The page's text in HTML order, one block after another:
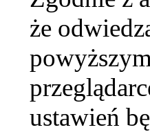
że
ustawień